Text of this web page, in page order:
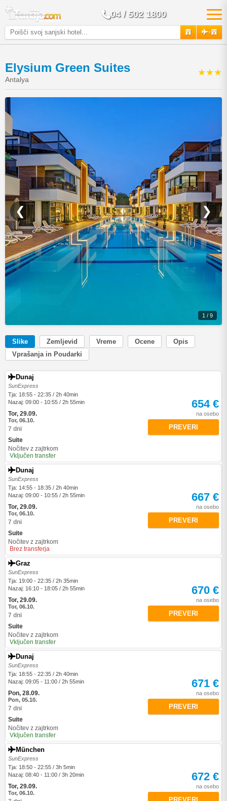
04 / 502 1800
+
Elysium Green Suites
Antalya
★★★
❮ ❯
1 / 9
Slike Zemljevid Vreme Ocene
Opis
Vprašanja in Poudarki
Dunaj
SunExpress
Tja: 18:55 - 22:35 / 2h 40min
Nazaj: 09:00 - 10:55 / 2h 55min
Tor, 29.09.
Tor, 06.10.
7 dni
Suite
Nočitev z zajtrkom
Vključen transfer
654 €
na osebo
PREVERI
Dunaj
SunExpress
Tja: 14:55 - 18:35 / 2h 40min
Nazaj: 09:00 - 10:55 / 2h 55min
Tor, 29.09.
Tor, 06.10.
7 dni
Suite
Nočitev z zajtrkom
Brez transferja
667 €
na osebo
PREVERI
Graz
SunExpress
Tja: 19:00 - 22:35 / 2h 35min
Nazaj: 16:10 - 18:05 / 2h 55min
Tor, 29.09.
Tor, 06.10.
7 dni
Suite
Nočitev z zajtrkom
Vključen transfer
670 €
na osebo
PREVERI
Dunaj
SunExpress
Tja: 18:55 - 22:35 / 2h 40min
Nazaj: 09:05 - 11:00 / 2h 55min
Pon, 28.09.
Pon, 05.10.
7 dni
Suite
Nočitev z zajtrkom
Vključen transfer
671 €
na osebo
PREVERI
München
SunExpress
Tja: 18:50 - 22:55 / 3h 5min
Nazaj: 08:40 - 11:00 / 3h 20min
Tor, 29.09.
Tor, 06.10.
672 €
na osebo